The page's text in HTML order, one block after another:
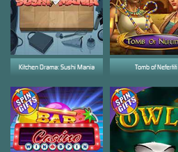
Tomb of Nefertiti
Kitchen Drama: Sushi Mania